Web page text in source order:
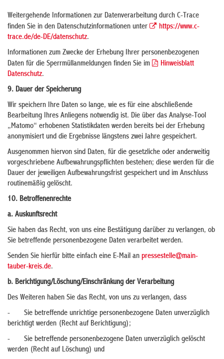
Weitergehende Informationen zur Datenverarbeitung durch C-Trace
finden Sie in den Datenschutzinformationen unter
https://www.c-
trace.de/de-DE/datenschutz.
Informationen zum Zwecke der Erhebung Ihrer personenbezogenen
Daten für die Sperrmüllanmeldungen finden Sie im
Hinweisblatt
Datenschutz.
9. Dauer der Speicherung
Wir speichern Ihre Daten so lange, wie es für eine abschließende
Bearbeitung Ihres Anliegens notwendig ist. Die über das Analyse-Tool
„Matomo“ erhobenen Statistikdaten werden bereits bei der Erhebung
anonymisiert und die Ergebnisse längstens zwei Jahre gespeichert.
Ausgenommen hiervon sind Daten, für die gesetzliche oder anderweitig
vorgeschriebene Aufbewahrungspflichten bestehen; diese werden für die
Dauer der jeweiligen Aufbewahrungsfrist gespeichert und im Anschluss
routinemäßig gelöscht.
10. Betroffenenrechte
a. Auskunftsrecht
Sie haben das Recht, von uns eine Bestätigung darüber zu verlangen, ob
Sie betreffende personenbezogene Daten verarbeitet werden.
Senden Sie hierfür bitte einfach eine E-Mail an pressestelle@main-
tauber-kreis.de.
b. Berichtigung/Löschung/Einschränkung der Verarbeitung
Des Weiteren haben Sie das Recht, von uns zu verlangen, dass
- Sie betreffende unrichtige personenbezogene Daten unverzüglich
berichtigt werden (Recht auf Berichtigung);
- Sie betreffende personenbezogene Daten unverzüglich gelöscht
werden (Recht auf Löschung) und